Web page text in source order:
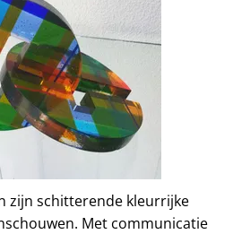
zijn schitterende kleurrijke
Met communicatie